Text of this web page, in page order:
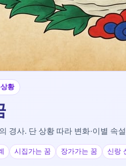
황
경사. 단 상황 따라 변화·이별 속
시집가는 꿈 장가가는 꿈 신랑